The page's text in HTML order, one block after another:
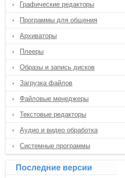
Графические редакторы
Программы для общения
Архиваторы
Плееры
Образы и запись дисков
Загрузка файлов
Файловые менеджеры
Текстовые редакторы
Аудио и видео обработка
Системные программы
Последние версии